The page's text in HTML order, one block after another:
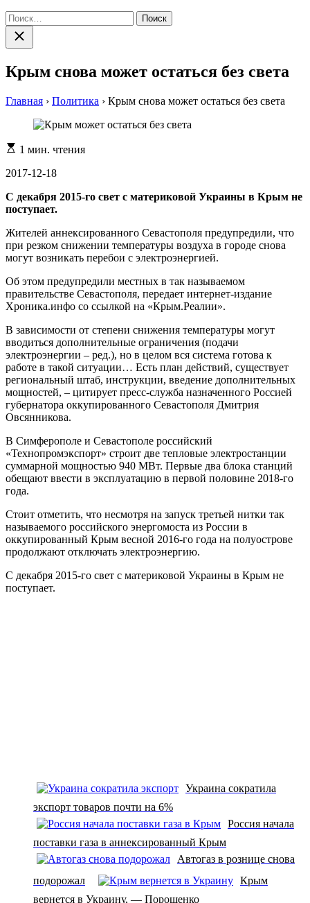
Найти:
Закрыть
поиск
Крым снова может остаться без света
Главная › Политика › Крым снова может остаться без света
Расчетное
чтения
1 мин. чтения
2017-12-18
С декабря 2015-го свет с материковой Украины в Крым не
поступает.
Жителей аннексированного Севастополя предупредили, что
при резком снижении температуры воздуха в городе снова
могут возникать перебои с электроэнергией.
Об этом предупредили местных в так называемом
правительстве Севастополя, передает интернет-издание
Хроника.инфо со ссылкой на «Крым.Реалии».
В зависимости от степени снижения температуры могут
вводиться дополнительные ограничения (подачи
электроэнергии – ред.), но в целом вся система готова к
работе в такой ситуации… Есть план действий, существует
региональный штаб, инструкции, введение дополнительных
мощностей, – цитирует пресс-служба назначенного Россией
губернатора оккупированного Севастополя Дмитрия
Овсянникова.
В Симферополе и Севастополе российский
«Технопромэкспорт» строит две тепловые электростанции
суммарной мощностью 940 МВт. Первые два блока станций
обещают ввести в эксплуатацию в первой половине 2018-го
года.
Стоит отметить, что несмотря на запуск третьей нитки так
называемого российского энергомоста из России в
оккупированный Крым весной 2016-го года на полуострове
продолжают отключать электроэнергию.
С декабря 2015-го свет с материковой Украины в Крым не
поступает.
Украина сократила
экспорт товаров почти на 6%
Россия начала
поставки газа в аннексированный Крым
Автогаз в рознице снова
подорожал
Крым
вернется в Украину, — Порошенко